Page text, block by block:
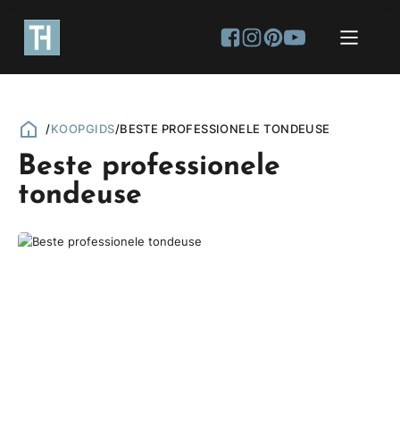
/KOOPGIDS/BESTE PROFESSIONELE TONDEUSE
Beste professionele
tondeuse